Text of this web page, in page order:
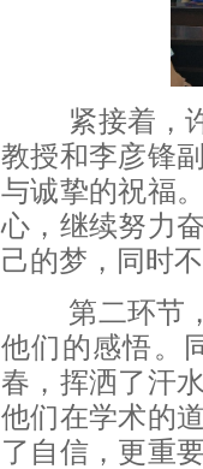
紧接着，许
教授和李彦锋
与诚挚的祝福
心，继续努力
己的梦，同时
第二环节，
他们的感悟。
春，挥洒了汗
他们在学术的
了自信，更重